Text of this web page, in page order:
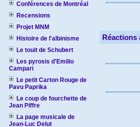
Conférences de Montréal
Recensions
Projet MNM
Histoire de l'albinisme
Le touit de Schubert
Les pyrosis d'Emilio
Campari
Le petit Carton Rouge de
Pavu Paprika
Le coup de fourchette de
Jean Piffre
La page musicale de
Jean-Luc Delut
Réactions